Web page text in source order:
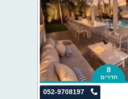
8
חדרים
052-9708197